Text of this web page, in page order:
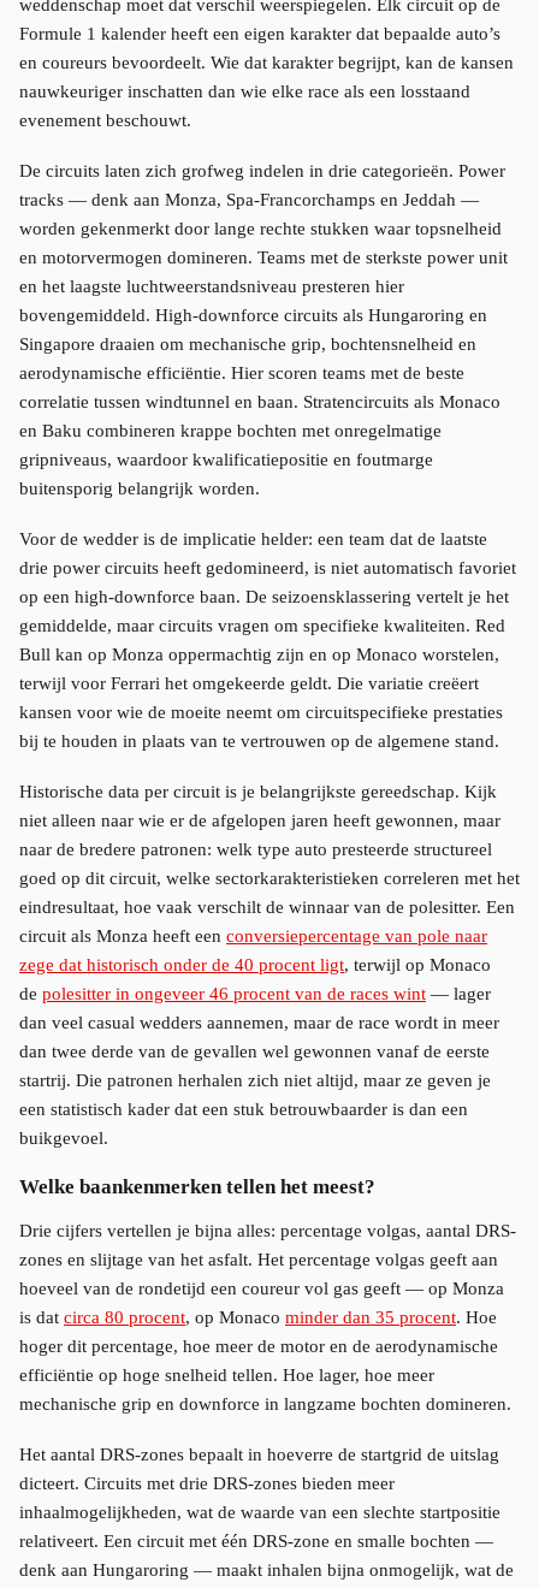
Formule 1 kalender heeft een eigen karakter dat bepaalde auto’s
en coureurs bevoordeelt. Wie dat karakter begrijpt, kan de kansen
nauwkeuriger inschatten dan wie elke race als een losstaand
evenement beschouwt.
De circuits laten zich grofweg indelen in drie categorieën. Power
tracks — denk aan Monza, Spa-Francorchamps en Jeddah —
worden gekenmerkt door lange rechte stukken waar topsnelheid
en motorvermogen domineren. Teams met de sterkste power unit
en het laagste luchtweerstandsniveau presteren hier
bovengemiddeld. High-downforce circuits als Hungaroring en
Singapore draaien om mechanische grip, bochtensnelheid en
aerodynamische efficiëntie. Hier scoren teams met de beste
correlatie tussen windtunnel en baan. Stratencircuits als Monaco
en Baku combineren krappe bochten met onregelmatige
gripniveaus, waardoor kwalificatiepositie en foutmarge
buitensporig belangrijk worden.
Voor de wedder is de implicatie helder: een team dat de laatste
drie power circuits heeft gedomineerd, is niet automatisch favoriet
op een high-downforce baan. De seizoensklassering vertelt je het
gemiddelde, maar circuits vragen om specifieke kwaliteiten. Red
Bull kan op Monza oppermachtig zijn en op Monaco worstelen,
terwijl voor Ferrari het omgekeerde geldt. Die variatie creëert
kansen voor wie de moeite neemt om circuitspecifieke prestaties
bij te houden in plaats van te vertrouwen op de algemene stand.
Historische data per circuit is je belangrijkste gereedschap. Kijk
niet alleen naar wie er de afgelopen jaren heeft gewonnen, maar
naar de bredere patronen: welk type auto presteerde structureel
goed op dit circuit, welke sectorkarakteristieken correleren met het
eindresultaat, hoe vaak verschilt de winnaar van de polesitter. Een
circuit als Monza heeft een conversiepercentage van pole naar
zege dat historisch onder de 40 procent ligt, terwijl op Monaco
de polesitter in ongeveer 46 procent van de races wint — lager
dan veel casual wedders aannemen, maar de race wordt in meer
dan twee derde van de gevallen wel gewonnen vanaf de eerste
startrij. Die patronen herhalen zich niet altijd, maar ze geven je
een statistisch kader dat een stuk betrouwbaarder is dan een
buikgevoel.
Welke baankenmerken tellen het meest?
Drie cijfers vertellen je bijna alles: percentage volgas, aantal DRS-
zones en slijtage van het asfalt. Het percentage volgas geeft aan
hoeveel van de rondetijd een coureur vol gas geeft — op Monza
is dat circa 80 procent, op Monaco minder dan 35 procent. Hoe
hoger dit percentage, hoe meer de motor en de aerodynamische
efficiëntie op hoge snelheid tellen. Hoe lager, hoe meer
mechanische grip en downforce in langzame bochten domineren.
Het aantal DRS-zones bepaalt in hoeverre de startgrid de uitslag
dicteert. Circuits met drie DRS-zones bieden meer
inhaalmogelijkheden, wat de waarde van een slechte startpositie
relativeert. Een circuit met één DRS-zone en smalle bochten —
denk aan Hungaroring — maakt inhalen bijna onmogelijk, wat de